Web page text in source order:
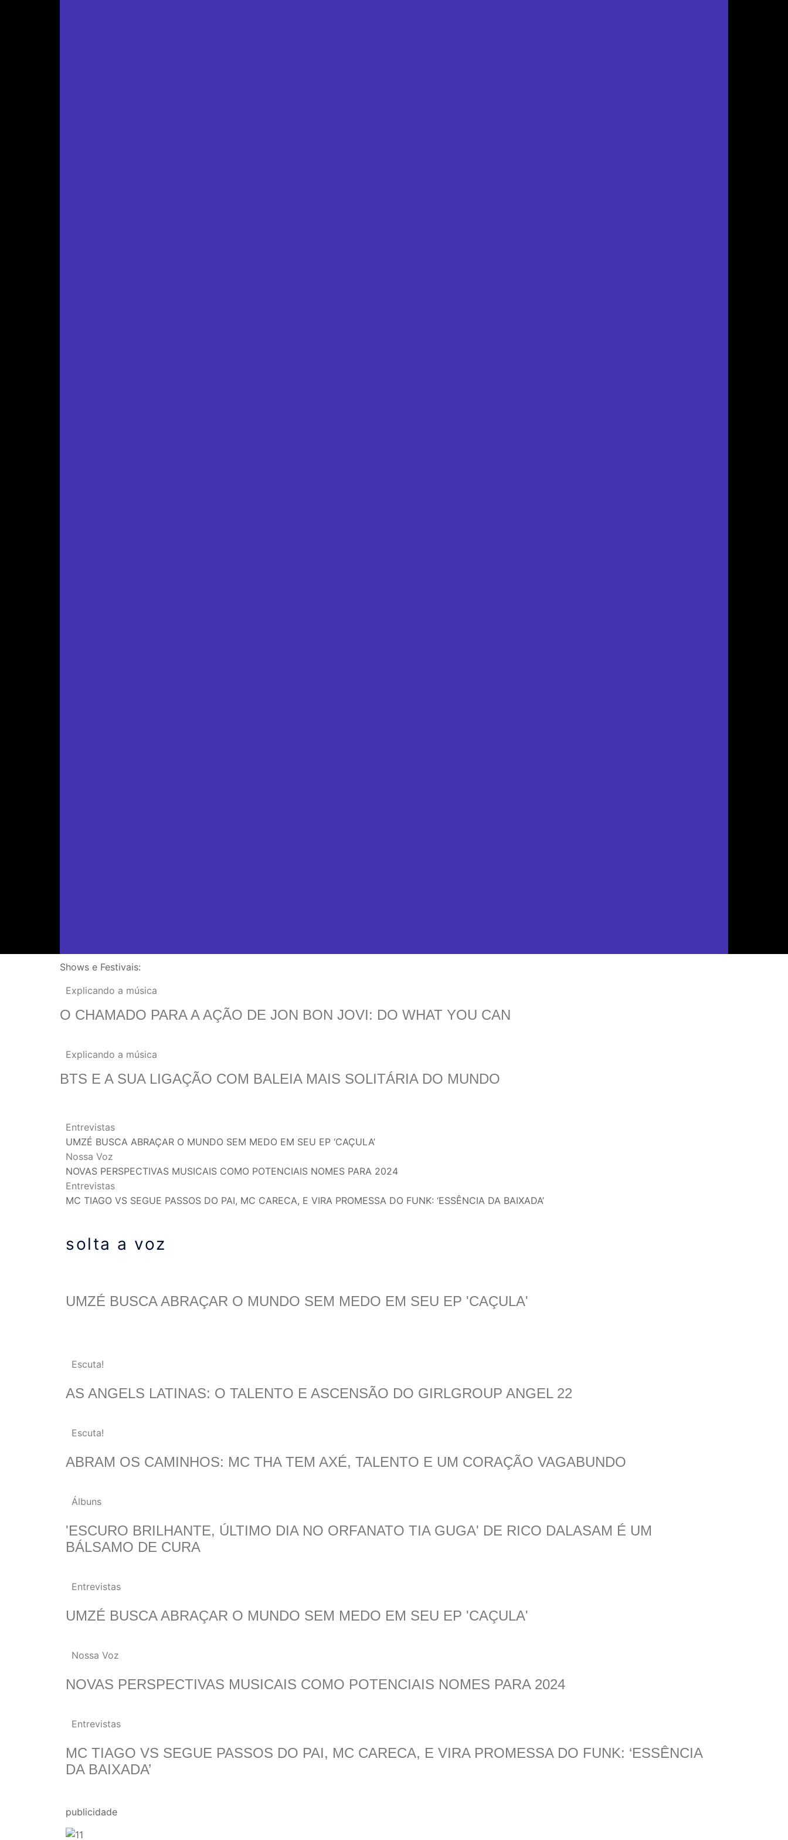
Shows e Festivais:
Explicando a música
O CHAMADO PARA A AÇÃO DE JON BON JOVI: DO WHAT YOU CAN
Explicando a música
BTS E A SUA LIGAÇÃO COM BALEIA MAIS SOLITÁRIA DO MUNDO
Entrevistas
UMZÉ BUSCA ABRAÇAR O MUNDO SEM MEDO EM SEU EP ‘CAÇULA’
Nossa Voz
NOVAS PERSPECTIVAS MUSICAIS COMO POTENCIAIS NOMES PARA 2024
Entrevistas
MC TIAGO VS SEGUE PASSOS DO PAI, MC CARECA, E VIRA PROMESSA DO FUNK: ‘ESSÊNCIA DA BAIXADA’
solta a voz
UMZÉ BUSCA ABRAÇAR O MUNDO SEM MEDO EM SEU EP 'CAÇULA'
Escuta!
AS ANGELS LATINAS: O TALENTO E ASCENSÃO DO GIRLGROUP ANGEL 22
Escuta!
ABRAM OS CAMINHOS: MC THA TEM AXÉ, TALENTO E UM CORAÇÃO VAGABUNDO
Álbuns
'ESCURO BRILHANTE, ÚLTIMO DIA NO ORFANATO TIA GUGA' DE RICO DALASAM É UM
BÁLSAMO DE CURA
Entrevistas
UMZÉ BUSCA ABRAÇAR O MUNDO SEM MEDO EM SEU EP 'CAÇULA'
Nossa Voz
NOVAS PERSPECTIVAS MUSICAIS COMO POTENCIAIS NOMES PARA 2024
Entrevistas
MC TIAGO VS SEGUE PASSOS DO PAI, MC CARECA, E VIRA PROMESSA DO FUNK: ‘ESSÊNCIA
DA BAIXADA’
publicidade